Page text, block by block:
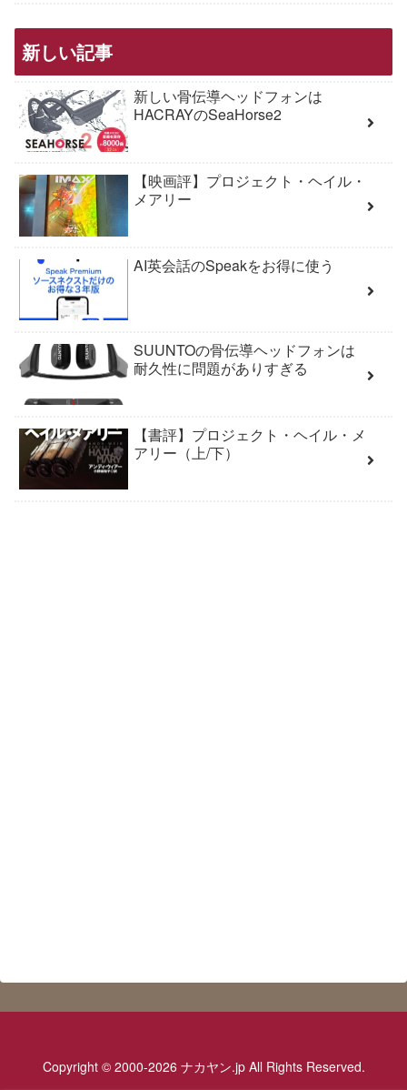
新しい記事
新しい骨伝導ヘッドフォンは
HACRAYのSeaHorse2
【映画評】プロジェクト・ヘイル・
メアリー
AI英会話のSpeakをお得に使う
SUUNTOの骨伝導ヘッドフォンは
耐久性に問題がありすぎる
【書評】プロジェクト・ヘイル・メ
アリー（上/下）
Copyright © 2000-2026 ナカヤン.jp All Rights Reserved.